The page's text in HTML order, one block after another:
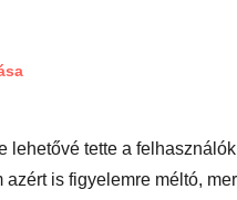
lehetővé tette a felhasználók
is figyelemre méltó,